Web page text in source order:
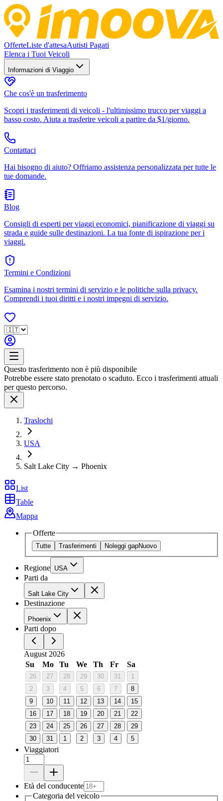
OfferteListe d'attesaAutisti Pagati
Elenca i Tuoi Veicoli
Informazioni di Viaggio
Che cos'è un trasferimento
Scopri i trasferimenti di veicoli - l'ultimissimo trucco per viaggi a
basso costo. Aiuta a trasferire veicoli a partire da $1/giorno.
Contattaci
Hai bisogno di aiuto? Offriamo assistenza personalizzata per tutte le
tue domande.
Blog
Consigli di esperti per viaggi economici, pianificazione di viaggi su
strada e guide sulle destinazioni. La tua fonte di ispirazione per i
viaggi.
Termini e Condizioni
Esamina i nostri termini di servizio e le politiche sulla privacy.
Comprendi i tuoi diritti e i nostri impegni di servizio.
Questo trasferimento non è più disponibile
Potrebbe essere stato prenotato o scaduto. Ecco i trasferimenti attuali
per questo percorso.
Traslochi
USA
Salt Lake City → Phoenix
List
Table
Mappa
Offerte
Tutte Trasferimenti Noleggi gapNuovo
Regione USA
Parti da
Salt Lake City
Destinazione
Phoenix
Parti dopo
August 2026
Su
Mo Tu We Th Fr Sa
26 27 28 29 30 31
1
2
3 4 5 6 7
8
9
10 11 12 13 14
15
16
17 18 19 20 21
22
23
24 25 26 27 28
29
30
31 1 2 3 4 5
Viaggiatori
Età del conducente
Categoria del veicolo